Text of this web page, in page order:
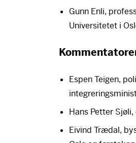
Gunn Enli,
Universitetet i
Espen Teigen,
Hans Petter
Eivind Trædal,